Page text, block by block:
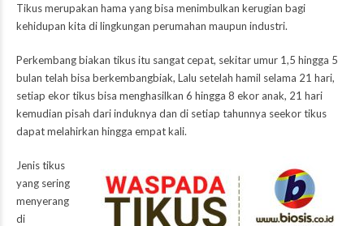
Tikus merupakan hama yang bisa menimbulkan kerugian bagi
kehidupan kita di lingkungan perumahan maupun industri.
Perkembang biakan tikus itu sangat cepat, sekitar umur 1,5 hingga 5
bulan telah bisa berkembangbiak, Lalu setelah hamil selama 21 hari,
setiap ekor tikus bisa menghasilkan 6 hingga 8 ekor anak, 21 hari
kemudian pisah dari induknya dan di setiap tahunnya seekor tikus
dapat melahirkan hingga empat kali.
Jenis tikus
yang sering
menyerang
di